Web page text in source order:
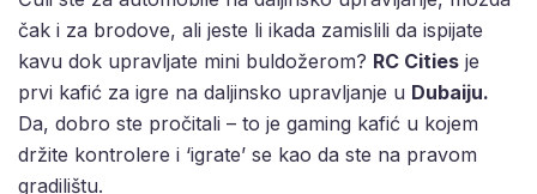
čak i za brodove, ali jeste li ikada zamislili da ispijate
kavu dok upravljate mini buldožerom? RC Cities je
prvi kafić za igre na daljinsko upravljanje u Dubaiju.
Da, dobro ste pročitali – to je gaming kafić u kojem
držite kontrolere i ‘igrate’ se kao da ste na pravom
gradilištu.